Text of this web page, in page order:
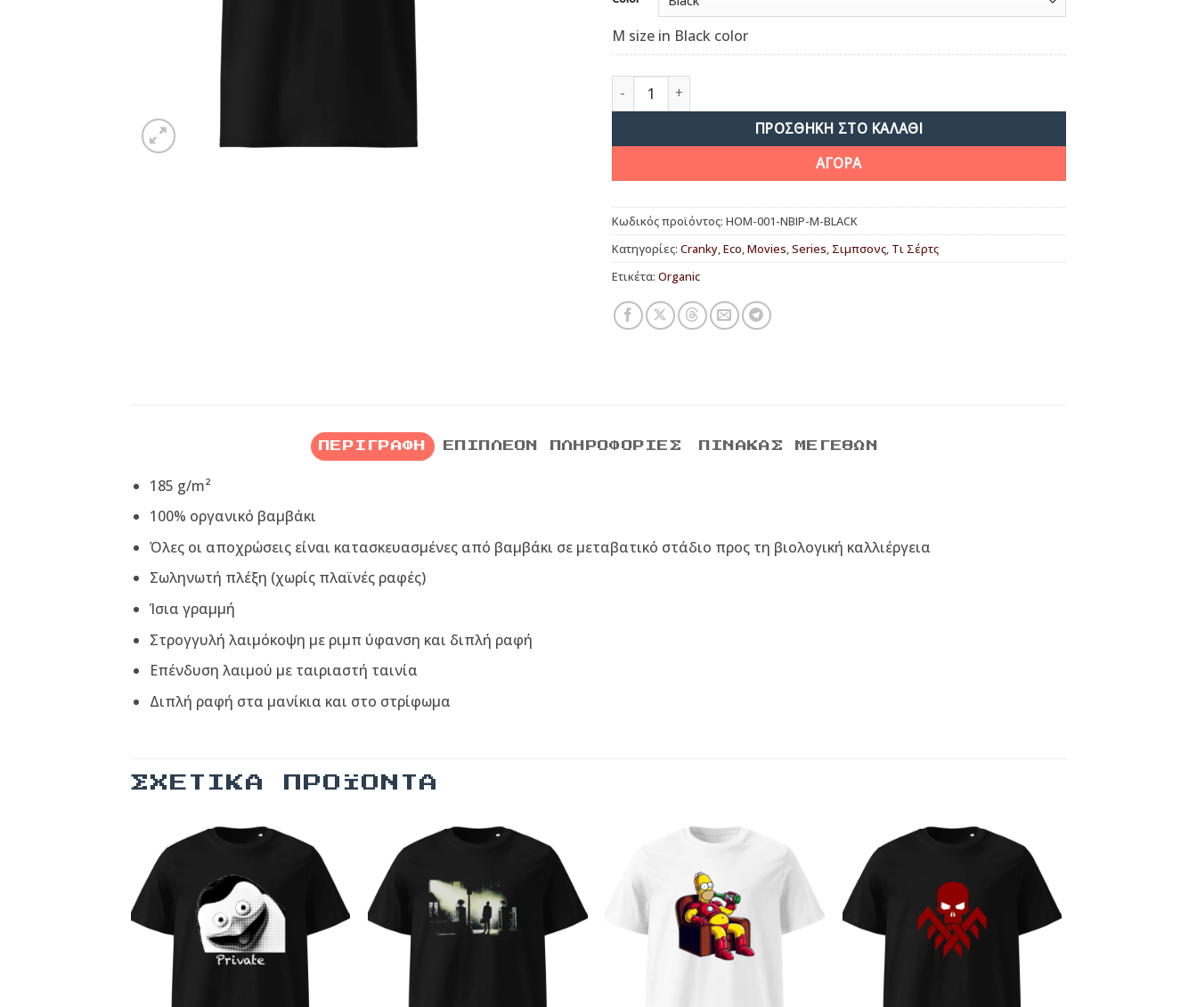
M size in Black color
Homer is pissed ποσότητα
ΠΡΟΣΘΉΚΗ ΣΤΟ ΚΑΛΆΘΙ
ΑΓΟΡΑ
Κωδικός προϊόντος: HOM-001-NBIP-M-BLACK
Κατηγορίες: Cranky,Eco,Movies,Series, Σιμπσονς, Τι Σέρτς
Ετικέτα: Organic
ΠΕΡΙΓΡΑΦΉ ΕΠΙΠΛΈΟΝ ΠΛΗΡΟΦΟΡΊΕΣ ΠΊΝΑΚΑΣ ΜΕΓΕΘΏΝ
185 g/m²
100% οργανικό βαμβάκι
Όλες οι αποχρώσεις είναι κατασκευασμένες από βαμβάκι σε μεταβατικό στάδιο προς τη βιολογική καλλιέργεια
Σωληνωτή πλέξη (χωρίς πλαϊνές ραφές)
Ίσια γραμμή
Στρογγυλή λαιμόκοψη με ριμπ ύφανση και διπλή ραφή
Επένδυση λαιμού με ταιριαστή ταινία
Διπλή ραφή στα μανίκια και στο στρίφωμα
ΣΧΕΤΙΚΆ ΠΡΟΪΌΝΤΑ